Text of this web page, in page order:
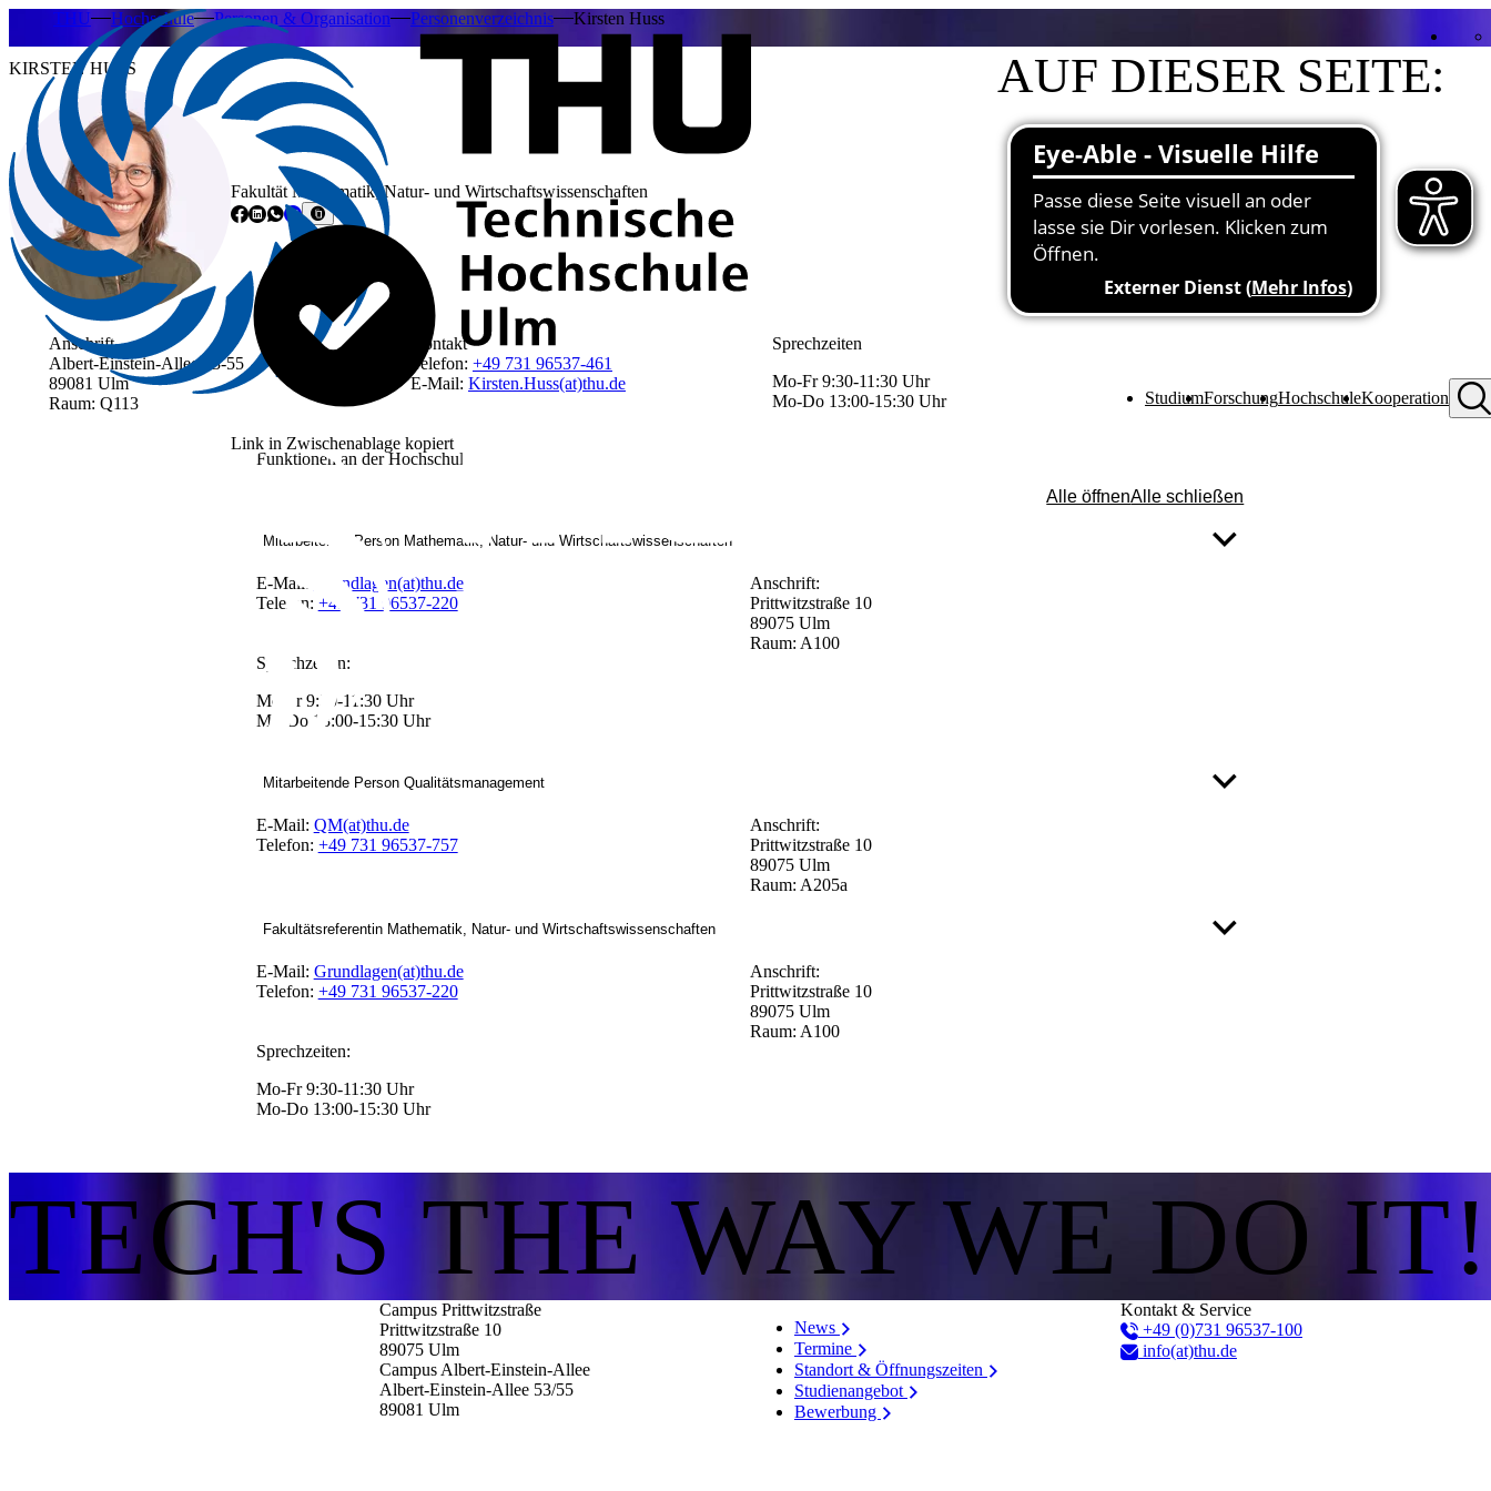
StudiumForschungHochschuleKooperation
THU Hochschule Personen & Organisation Personenverzeichnis Kirsten Huss
KIRSTEN HUSS
Fakultät Mathematik, Natur- und Wirtschaftswissenschaften
Link in Zwischenablage kopiert
AUF DIESER SEITE:
Kontakt
Funktionen an der Hochschule
Anschrift
Albert-Einstein-Allee 53-55
89081 Ulm
Raum: Q113
Kontakt
Telefon: +49 731 96537-461
E-Mail: Kirsten.Huss(at)thu.de
Sprechzeiten
Mo-Fr 9:30-11:30 Uhr
Mo-Do 13:00-15:30 Uhr
Funktionen an der Hochschule
Alle öffnenAlle schließen
Mitarbeitende Person Mathematik, Natur- und Wirtschaftswissenschaften
E-Mail:
Grundlagen(at)thu.de
Telefon: +49 731 96537-220
Anschrift:
Prittwitzstraße 10
89075 Ulm
Raum: A100
Sprechzeiten:
Mo-Fr 9:30-11:30 Uhr
Mo-Do 13:00-15:30 Uhr
Mitarbeitende Person Qualitätsmanagement
E-Mail: QM(at)thu.de
Telefon: +49 731 96537-757
Anschrift:
Prittwitzstraße 10
89075 Ulm
Raum: A205a
Fakultätsreferentin Mathematik, Natur- und Wirtschaftswissenschaften
E-Mail: Grundlagen(at)thu.de
Telefon: +49 731 96537-220
Anschrift:
Prittwitzstraße 10
89075 Ulm
Raum: A100
Sprechzeiten:
Mo-Fr 9:30-11:30 Uhr
Mo-Do 13:00-15:30 Uhr
TECH'S THE WAY WE DO IT!
Campus Prittwitzstraße
Prittwitzstraße 10
89075 Ulm
Campus Albert-Einstein-Allee
Albert-Einstein-Allee 53/​55
89081 Ulm
News
Termine
Standort & Öffnungszeiten
Studienangebot
Bewerbung
Kontakt & Service
+49 (0)731 96537-100
info(at)thu.de